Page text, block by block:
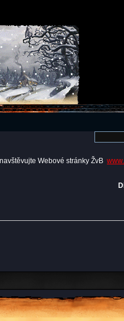
Webové stránky ŽvB